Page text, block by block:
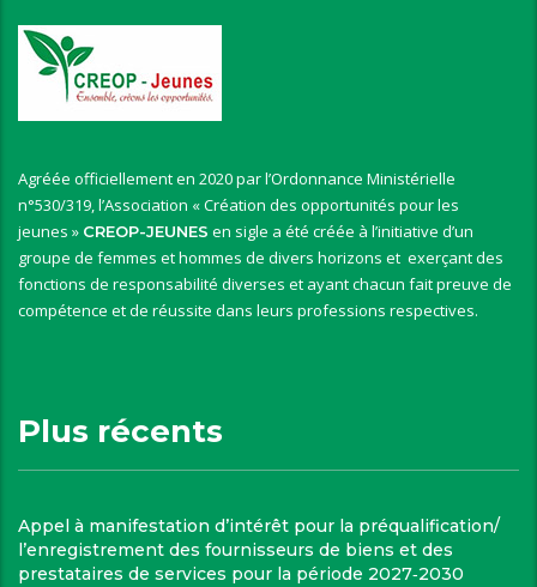
Agréée officiellement en 2020 par l’Ordonnance Ministérielle
n°530/319, l’Association « Création des opportunités pour les
jeunes » CREOP-JEUNES en sigle a été créée à l’initiative d’un
groupe de femmes et hommes de divers horizons et exerçant des
fonctions de responsabilité diverses et ayant chacun fait preuve de
compétence et de réussite dans leurs professions respectives.
Plus récents
Appel à manifestation d’intérêt pour la préqualification/
l’enregistrement des fournisseurs de biens et des
prestataires de services pour la période 2027‑2030